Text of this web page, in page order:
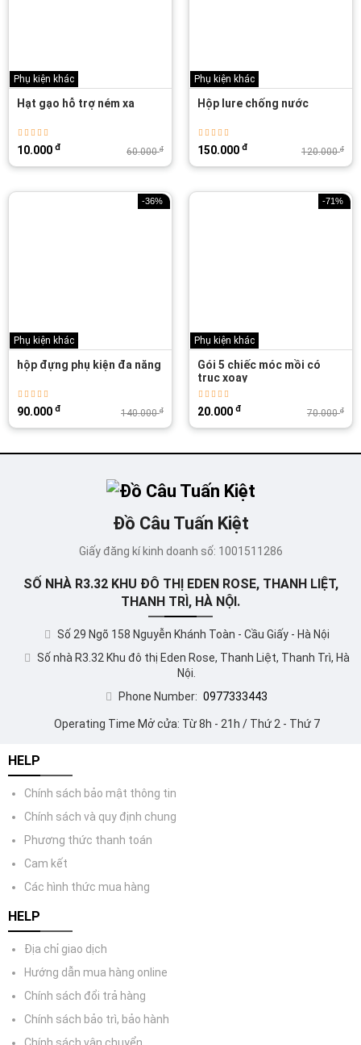
Phụ kiện khác
Hạt gạo hỗ trợ ném xa
60.000đ
10.000 đ
Phụ kiện khác
Hộp lure chống nước
120.000đ
150.000 đ
-36%
Phụ kiện khác
hộp đựng phụ kiện đa năng
140.000đ
90.000 đ
-71%
Phụ kiện khác
Gói 5 chiếc móc mồi có
trục xoay
70.000đ
20.000 đ
Đồ Câu Tuấn Kiệt
Giấy đăng kí kinh doanh số: 1001511286
SỐ NHÀ R3.32 KHU ĐÔ THỊ EDEN ROSE, THANH LIỆT,
THANH TRÌ, HÀ NỘI.
Số 29 Ngõ 158 Nguyễn Khánh Toàn - Cầu Giấy - Hà Nội
Số nhà R3.32 Khu đô thị Eden Rose, Thanh Liệt, Thanh Trì, Hà
Nội.
Phone Number: 0977333443
Operating Time Mở cửa: Từ 8h - 21h / Thứ 2 - Thứ 7
HELP
Chính sách bảo mật thông tin
Chính sách và quy định chung
Phương thức thanh toán
Cam kết
Các hình thức mua hàng
HELP
Địa chỉ giao dịch
Hướng dẫn mua hàng online
Chính sách đổi trả hàng
Chính sách bảo trì, bảo hành